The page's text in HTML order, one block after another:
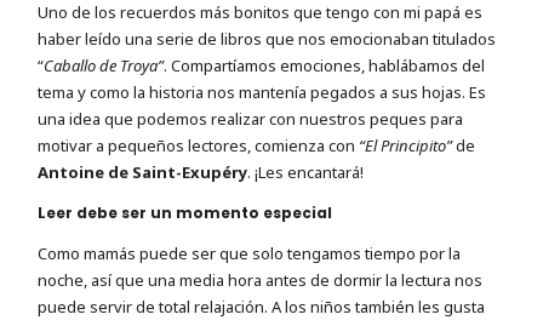
Uno de los recuerdos más bonitos que tengo con mi papá es
haber leído una serie de libros que nos emocionaban titulados
“Caballo de Troya”. Compartíamos emociones,hablábamos del
tema y como la historia nos mantenía pegados a sus hojas. Es
una idea que podemos realizar con nuestros peques para
motivar a pequeños lectores, comienza con “El Principito”de
Antoine de Saint-Exupéry. ¡Les encantará!
Leer debe ser un momento especial
Como mamás puede ser que solo tengamos tiempo por la
noche, así que una media hora antes de dormir la lectura nos
puede servir de total relajación. A los niños también les gusta